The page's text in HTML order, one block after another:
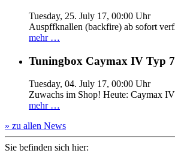
Tuesday, 25. July 17, 00:00 Uhr
Auspffknallen (backfire) ab sofort
mehr …
Tuningbox Caymax IV Typ
Tuesday, 04. July 17, 00:00 Uhr
Zuwachs im Shop! Heute: Caymax
mehr …
» zu allen News
Sie befinden sich hier: